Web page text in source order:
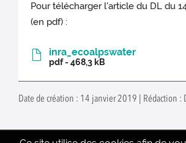
Pour télécharger l'article du DL du
(en pdf) :
inra_ecoalpswater
pdf - 468,3 kB
Date de création : 14 janvier 2019 | Rédaction :